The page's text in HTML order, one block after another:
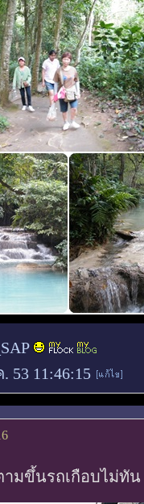
53 11:46:15
มขึ้นรถเกือบไม่ทัน